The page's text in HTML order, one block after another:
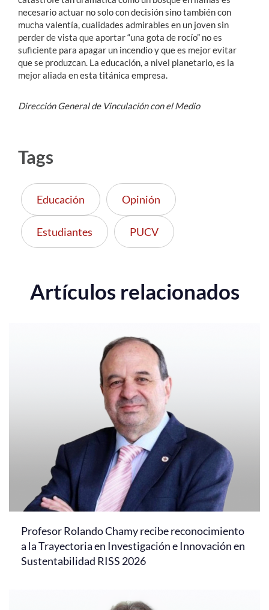
necesario actuar no solo con decisión sino también con
mucha valentía, cualidades admirables en un joven sin
perder de vista que aportar “una gota de rocío” no es
suficiente para apagar un incendio y que es mejor evitar
que se produzcan. La educación, a nivel planetario, es la
mejor aliada en esta titánica empresa.
Dirección General de Vinculación con el Medio
Tags
Educación Opinión
Estudiantes PUCV
Artículos relacionados
Profesor Rolando Chamy recibe reconocimiento
a la Trayectoria en Investigación e Innovación en
Sustentabilidad RISS 2026